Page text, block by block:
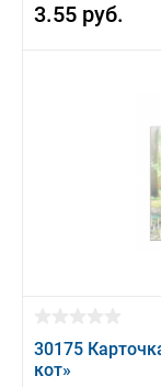
3.55 руб.
30175
кот»